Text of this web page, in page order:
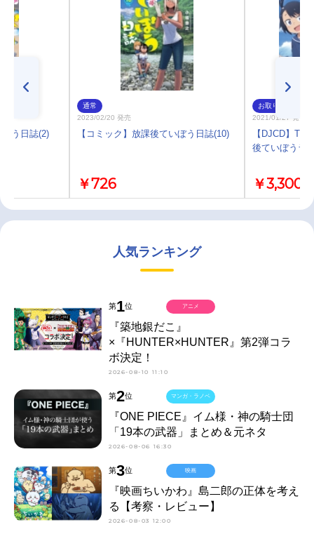
う日誌(2)
通常
2023/02/20 発売
【コミック】放課後ていぼう日誌(10)
￥726
お取り寄せ
2021/01/27 発売
【DJCD】TV
後ていぼうラ
￥3,300
人気ランキング
第1位
『築地銀だこ』
×『HUNTER×HUNTER』第2弾コラ
ボ決定！
2026-08-10 11:10
アニメ
第2位
『ONE PIECE』イム様・神の騎士団
「19本の武器」まとめ＆元ネタ
2026-08-06 16:30
マンガ・ラノベ
第3位
『映画ちいかわ』島二郎の正体を考え
る【考察・レビュー】
2026-08-03 12:00
映画